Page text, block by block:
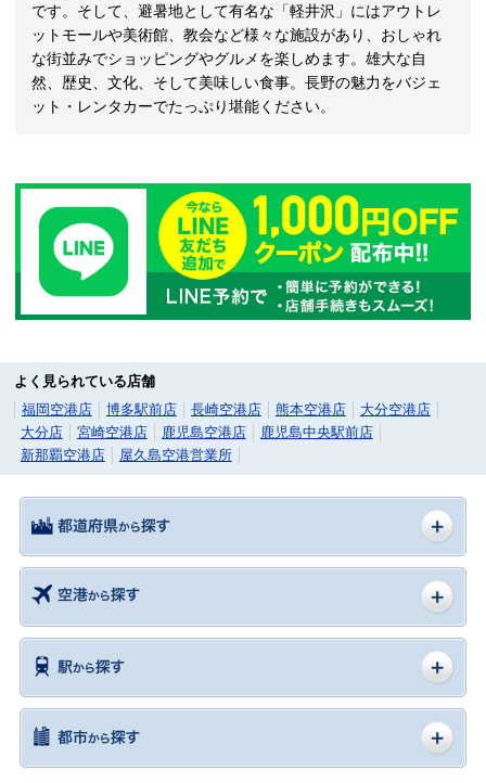
です。そして、避暑地として有名な「軽井沢」にはアウトレ
ットモールや美術館、教会など様々な施設があり、おしゃれ
な街並みでショッピングやグルメを楽しめます。雄大な自
然、歴史、文化、そして美味しい食事。長野の魅力をバジェ
ット・レンタカーでたっぷり堪能ください。
よく見られている店舗
福岡空港店
博多駅前店 長崎空港店 熊本空港店
大分空港店
大分店
宮崎空港店 鹿児島空港店
鹿児島中央駅前店
新那覇空港店
屋久島空港営業所